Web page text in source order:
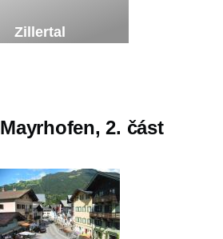
Zillertal
Mayrhofen, 2. část